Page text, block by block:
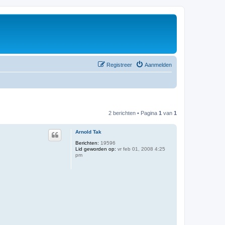
Aanmelden
Registreer
2 berichten • Pagina 1 van 1
Arnold Tak
Berichten: 19596
Lid geworden op: vr feb 01, 2008 4:25
pm